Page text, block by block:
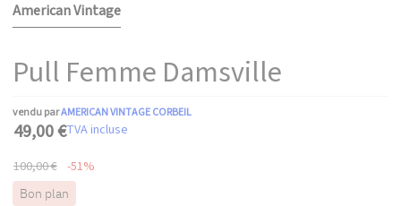
American Vintage
Pull Femme Damsville
vendu parAMERICAN VINTAGE CORBEIL
49,00 €TVA incluse
100,00 € -51%
Bon plan